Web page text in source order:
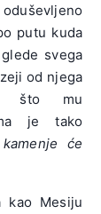
putu kuda
svega
od njega
što mu
je tako
će
kao Mesiju